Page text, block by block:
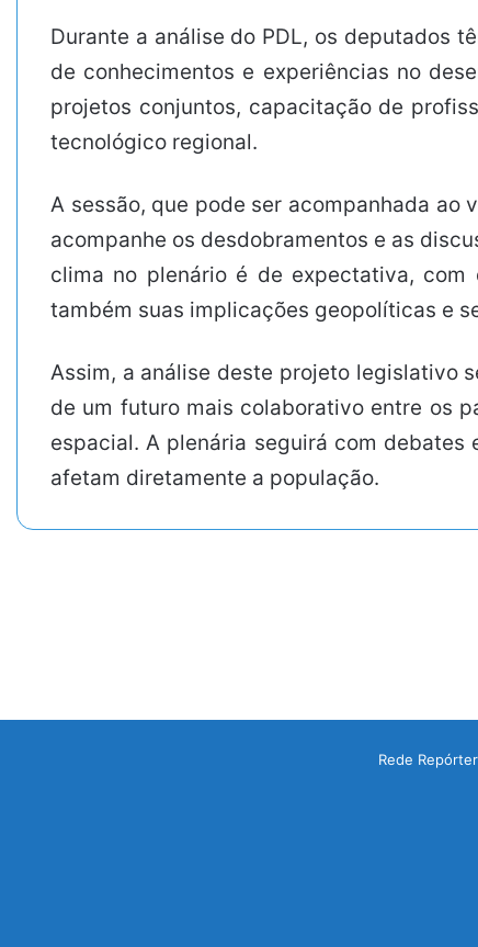
Durante a análise do PDL, os deputados
de conhecimentos e experiências no
projetos conjuntos, capacitação de
tecnológico regional.
A sessão, que pode ser acompanhada
acompanhe os desdobramentos e as
clima no plenário é de expectativa,
também suas implicações geopolíticas e
Assim, a análise deste projeto legislativo
de um futuro mais colaborativo entre os
espacial. A plenária seguirá com
afetam diretamente a população.
Rede